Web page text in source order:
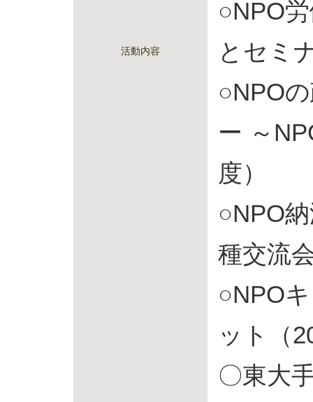
活動内容
○NPO
とセミ
○NPO
ー ～
度）
○NPO
種交流
○NPO
ット（
〇東大